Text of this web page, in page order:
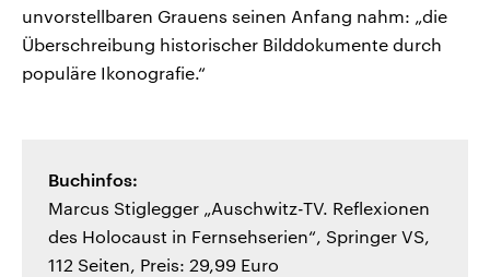
unvorstellbaren Grauens seinen Anfang nahm: „die
Überschreibung historischer Bilddokumente durch
populäre Ikonografie.“
Buchinfos:
Marcus Stiglegger „Auschwitz-TV. Reflexionen
des Holocaust in Fernsehserien“, Springer VS,
112 Seiten, Preis: 29,99 Euro